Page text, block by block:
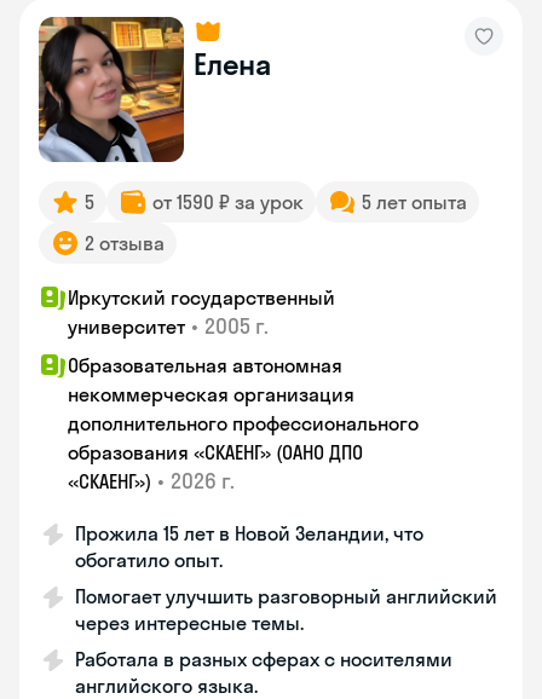
Елена
5 от 1590 ₽ за урок
5 лет опыта
2 отзыва
Иркутский государственный
университет • 2005 г.
Образовательная автономная
некоммерческая организация
дополнительного профессионального
образования «СКАЕНГ» (ОАНО ДПО
«СКАЕНГ») • 2026 г.
Прожила 15 лет в Новой Зеландии, что
обогатило опыт.
Помогает улучшить разговорный английский
через интересные темы.
Работала в разных сферах с носителями
английского языка.